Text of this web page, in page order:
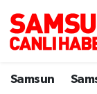
Samsun
Samsun
Samsun
Samsun